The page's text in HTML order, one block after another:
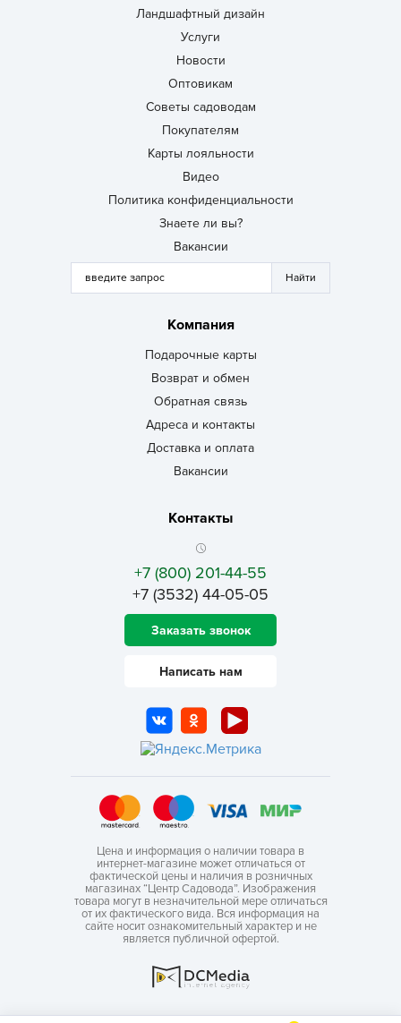
Ландшафтный дизайн
Услуги
Новости
Оптовикам
Советы садоводам
Покупателям
Карты лояльности
Видео
Политика конфиденциальности
Знаете ли вы?
Вакансии
Компания
Подарочные карты
Возврат и обмен
Обратная связь
Адреса и контакты
Доставка и оплата
Вакансии
Контакты
+7 (800) 201-44-55
+7 (3532) 44-05-05
Заказать звонок
Написать нам
Цена и информация о наличии товара в
интернет-магазине может отличаться от
фактической цены и наличия в розничных
магазинах “Центр Садовода”. Изображения
товара могут в незначительной мере отличаться
от их фактического вида. Вся информация на
сайте носит ознакомительный характер и не
является публичной офертой.